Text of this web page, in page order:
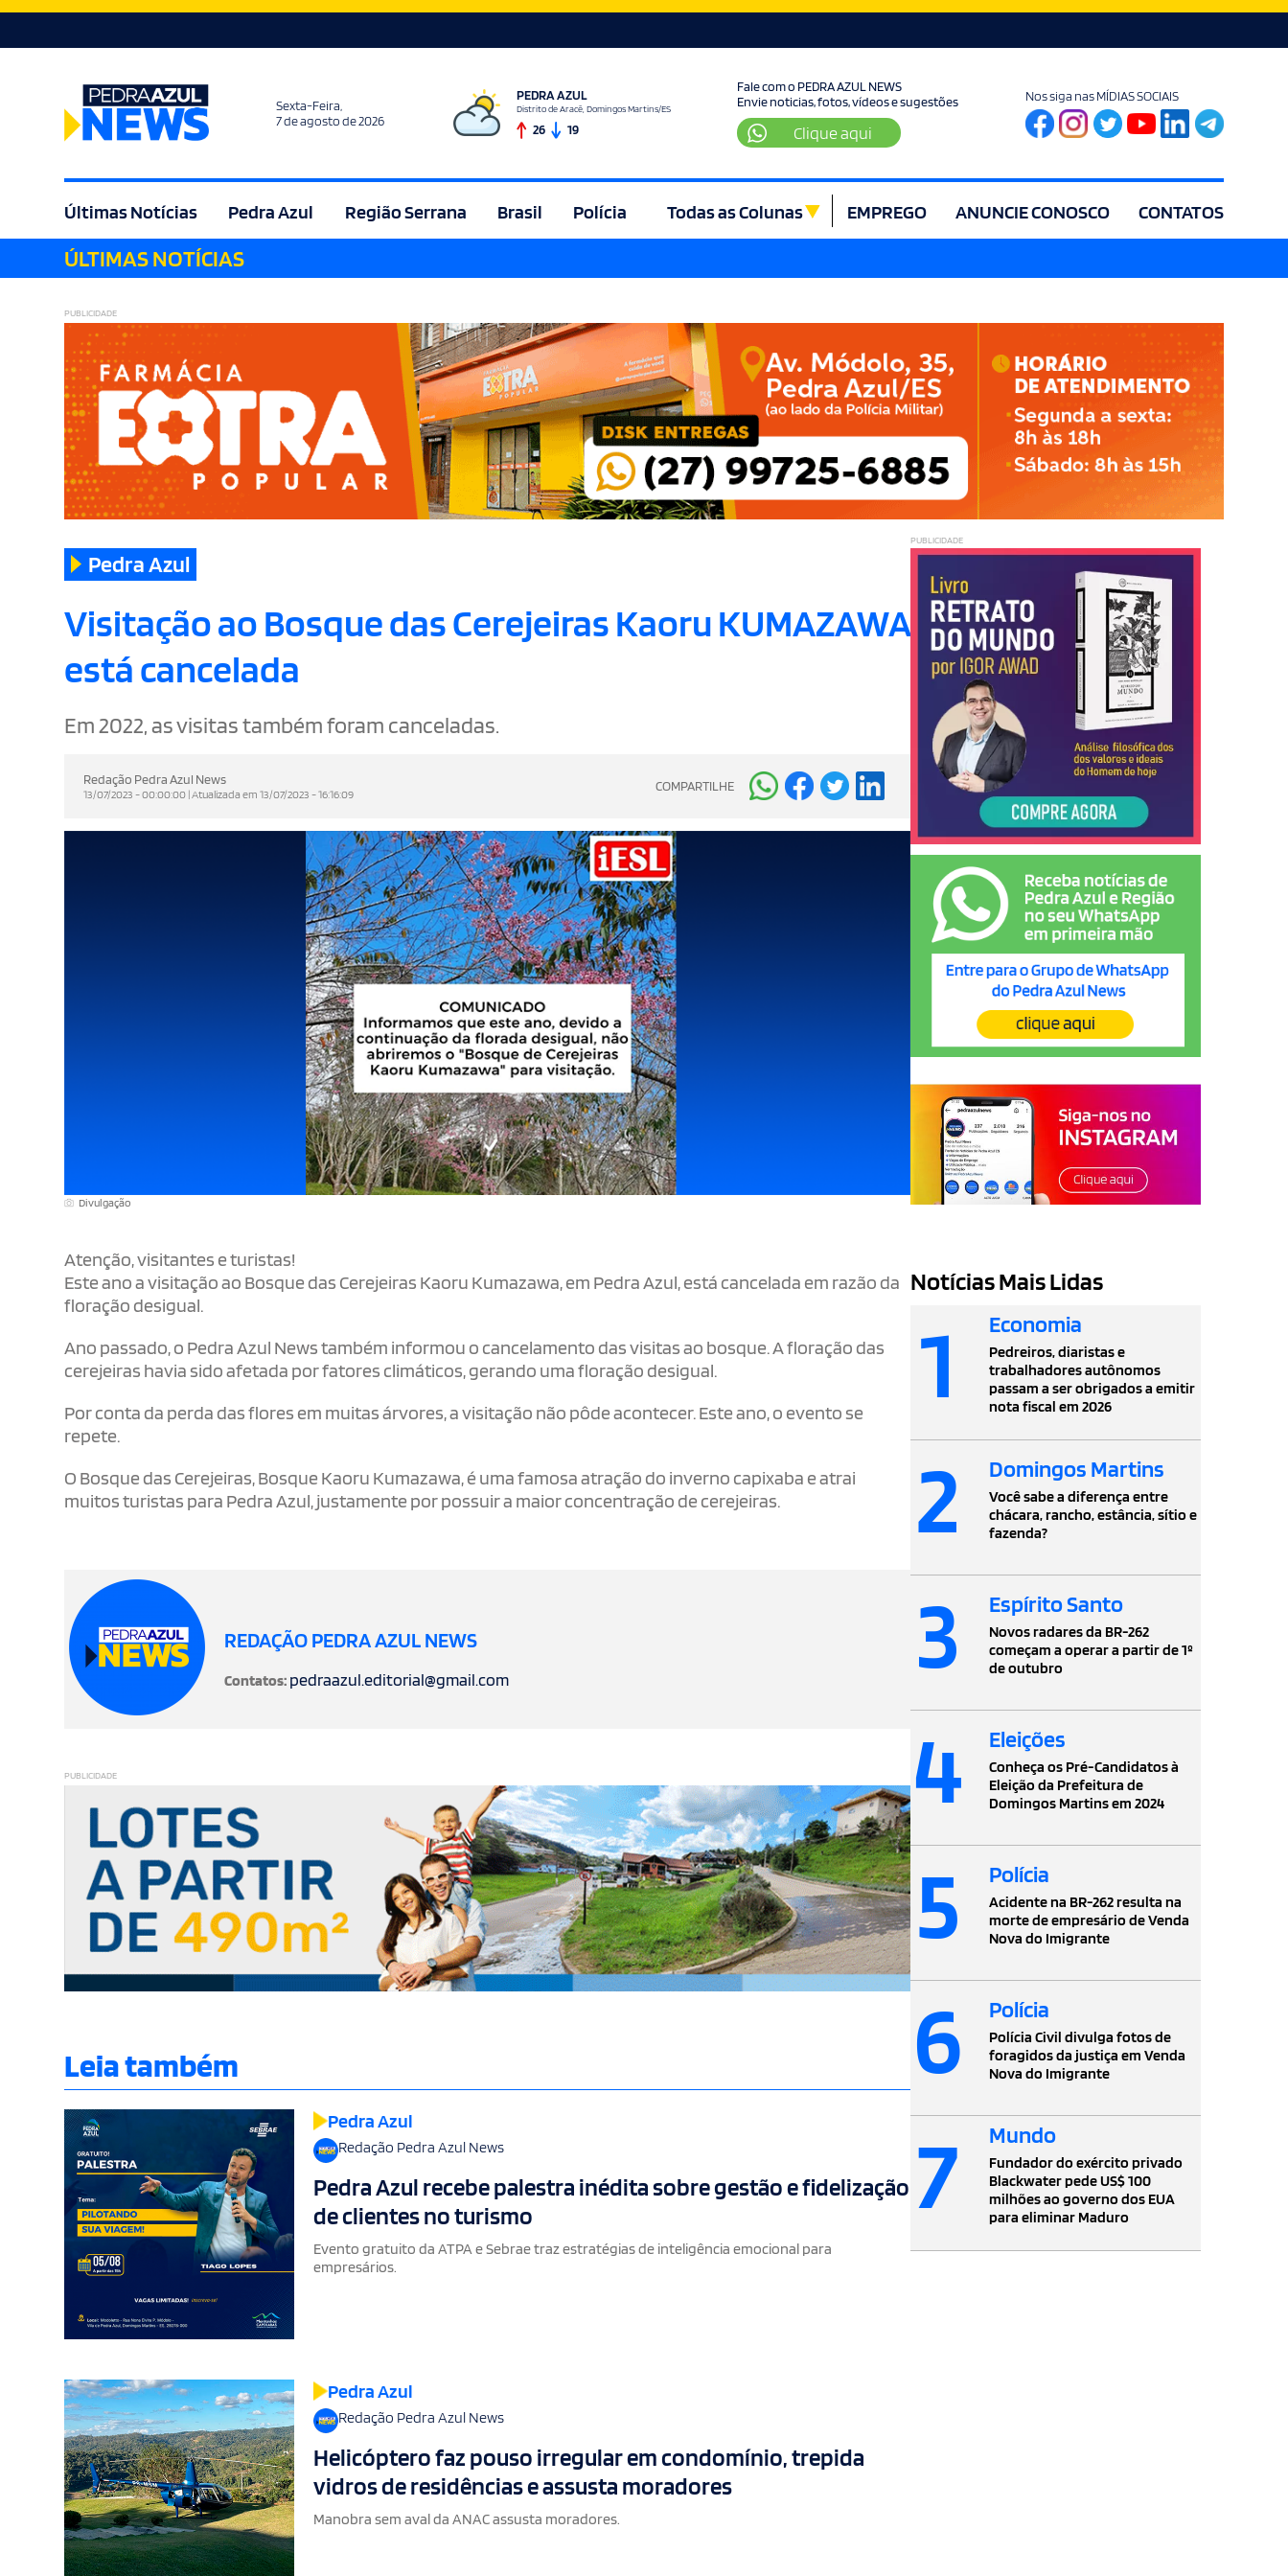
Sexta-Feira,
7 de agosto de 2026
PEDRA AZUL
Distrito de Aracê, Domingos Martins/ES
26 19
Fale com o PEDRA AZUL NEWS
Envie noticias, fotos, vídeos e sugestões
Clique aqui
Nos siga nas MÍDIAS SOCIAIS
Últimas Notícias Pedra Azul Região Serrana Brasil Polícia Todas as Colunas
Agricultura
EMPREGO ANUNCIE CONOSCO CONTATOS
ÚLTIMAS NOTÍCIAS
PUBLICIDADE
Pedra Azul
Visitação ao Bosque das Cerejeiras Kaoru KUMAZAWA
está cancelada
Em 2022, as visitas também foram canceladas.
Redação Pedra Azul News
13/07/2023 - 00:00:00 | Atualizada em 13/07/2023 - 16:16:09 COMPARTILHE
Divulgação
Atenção, visitantes e turistas!
Este ano a visitação ao Bosque das Cerejeiras Kaoru Kumazawa, em Pedra Azul, está cancelada em razão da
floração desigual.
Ano passado, o Pedra Azul News também informou o cancelamento das visitas ao bosque. A floração das
cerejeiras havia sido afetada por fatores climáticos, gerando uma floração desigual.
Por conta da perda das flores em muitas árvores, a visitação não pôde acontecer. Este ano, o evento se
repete.
O Bosque das Cerejeiras, Bosque Kaoru Kumazawa, é uma famosa atração do inverno capixaba e atrai
muitos turistas para Pedra Azul, justamente por possuir a maior concentração de cerejeiras.
REDAÇÃO PEDRA AZUL NEWS
Contatos: pedraazul.editorial@gmail.com
PUBLICIDADE
Leia também
Pedra Azul
Redação Pedra Azul News
Pedra Azul recebe palestra inédita sobre gestão e fidelização
de clientes no turismo
Evento gratuito da ATPA e Sebrae traz estratégias de inteligência emocional para
empresários.
Pedra Azul
Redação Pedra Azul News
Helicóptero faz pouso irregular em condomínio, trepida
vidros de residências e assusta moradores
Manobra sem aval da ANAC assusta moradores.
PUBLICIDADE
Notícias Mais Lidas
1 Economia
Pedreiros, diaristas e
trabalhadores autônomos
passam a ser obrigados a emitir
nota fiscal em 2026
2 Domingos Martins
Você sabe a diferença entre
chácara, rancho, estância, sítio e
fazenda?
3 Espírito Santo
Novos radares da BR-262
começam a operar a partir de 1º
de outubro
4 Eleições
Conheça os Pré-Candidatos à
Eleição da Prefeitura de
Domingos Martins em 2024
5 Polícia
Acidente na BR-262 resulta na
morte de empresário de Venda
Nova do Imigrante
6 Polícia
Polícia Civil divulga fotos de
foragidos da justiça em Venda
Nova do Imigrante
7 Mundo
Fundador do exército privado
Blackwater pede US$ 100
milhões ao governo dos EUA
para eliminar Maduro